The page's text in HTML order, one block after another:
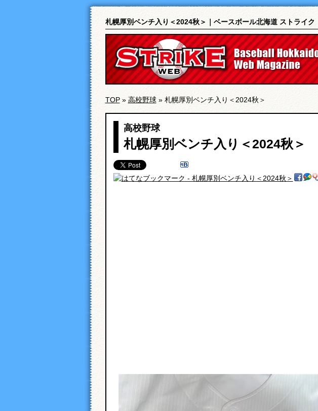
札幌厚別ベンチ入り＜2024秋＞｜ベースボール北海道 ストライク
TOP » 高校野球» 札幌厚別ベンチ入り＜2024秋＞
高校野球
札幌厚別ベンチ入り＜2024秋＞